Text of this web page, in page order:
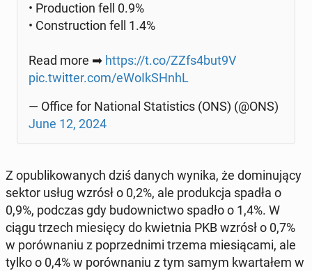
• Pro­duc­tion fell 0.9%
• Con­struc­tion fell 1.4%
Read more ➡ https://t.co/ZZfs4but9V
pic.twitter.com/eWo­Ik­SHnhL
— Office for Na­tio­nal Sta­ti­stics (ONS) (@ONS)
June 12, 2024
Z opu­bli­ko­wa­nych dziś danych wynika, że do­mi­nu­ją­cy
sektor usług wzrósł o 0,2%, ale pro­duk­cja spadła o
0,9%, podczas gdy bu­dow­nic­two spadło o 1,4%. W
ciągu trzech mie­się­cy do kwiet­nia PKB wzrósł o 0,7%
w po­rów­na­niu z po­przed­ni­mi trzema mie­sią­ca­mi, ale
tylko o 0,4% w po­rów­na­niu z tym samym kwar­ta­łem w